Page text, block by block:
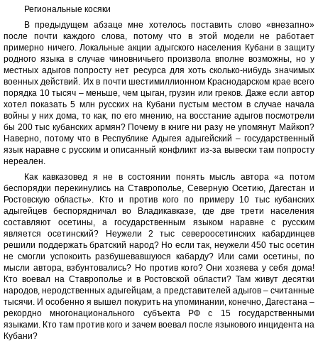
Региональные косяки
В предыдущем абзаце мне хотелось поставить слово «внезапно»
после почти каждого слова, потому что в этой модели не работает
примерно ничего. Локальные акции адыгского населения Кубани в защиту
родного языка в случае чиновничьего произвола вполне возможны, но у
местных адыгов попросту нет ресурса для хоть сколько-нибудь значимых
военных действий. Их в почти шестимиллионном Краснодарском крае всего
порядка 10 тысяч – меньше, чем цыган, грузин или греков. Даже если автор
хотел показать 5 млн русских на Кубани пустым местом в случае начала
войны у них дома, то как, по его мнению, на восстание адыгов посмотрели
бы 200 тыс кубанских армян? Почему в книге ни разу не упомянут Майкоп?
Наверно, потому что в Республике Адыгея адыгейский – государственный
язык наравне с русским и описанный конфликт из-за вывески там попросту
нереален.
Как кавказовед я не в состоянии понять мысль автора «а потом
беспорядки перекинулись на Ставрополье, Северную Осетию, Дагестан и
Ростовскую область». Кто и против кого по примеру 10 тыс кубанских
адыгейцев беспорядничал во Владикавказе, где две трети населения
составляют осетины, а государственным языком наравне с русским
является осетинский? Неужели 2 тыс североосетинских кабардинцев
решили поддержать братский народ? Но если так, неужели 450 тыс осетин
не смогли успокоить разбушевавшуюся кабарду? Или сами осетины, по
мысли автора, взбунтовались? Но против кого? Они хозяева у себя дома!
Кто воевал на Ставрополье и в Ростовской области? Там живут десятки
народов, неродственных адыгейцам, а представителей адыгов – считанные
тысячи. И особенно я вышел покурить на упоминании, конечно, Дагестана –
рекордно многонационального субъекта РФ с 15 государственными
языками. Кто там против кого и зачем воевал после языкового инцидента на
Кубани?